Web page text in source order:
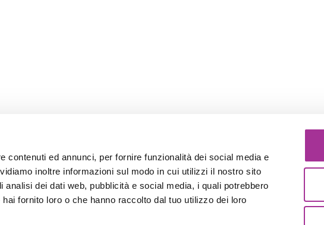
contenuti ed annunci, per fornire funzionalità dei social media e
inoltre informazioni sul modo in cui utilizzi il nostro sito
dei dati web, pubblicità e social media, i quali potrebbero
fornito loro o che hanno raccolto dal tuo utilizzo dei loro